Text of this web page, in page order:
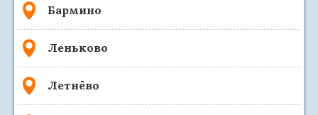
Бармино
Леньково
Летнёво